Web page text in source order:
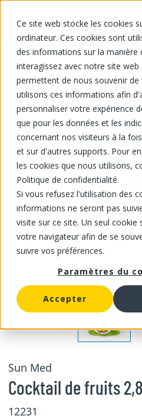
Ce site web stocke les cookies
ordinateur. Ces cookies sont
des informations sur la manière
interagissez avec notre site web
permettent de nous souvenir de
utilisons ces informations afin
personnaliser votre expérience
que pour les données et les
concernant nos visiteurs à la
et sur d'autres supports. Pour
les cookies que nous utilisons,
Politique de confidentialité.
Si vous refusez l'utilisation des
informations ne seront pas
visite sur ce site. Un seul cookie
votre navigateur afin de se
suivre vos préférences.
Paramètres du
Accepter
EN
Sun Med
Cocktail de fruits
12231